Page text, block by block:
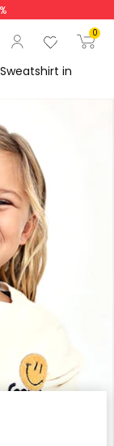
0
Bestellung
in